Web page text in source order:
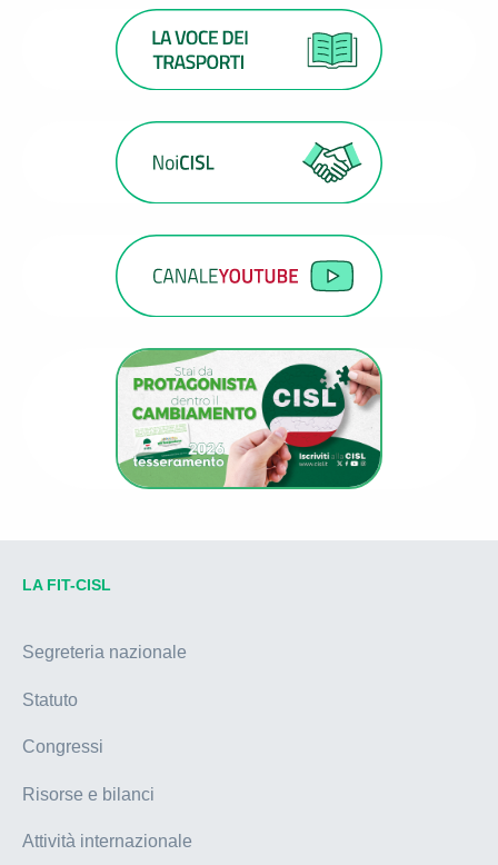
LA FIT-CISL
Segreteria nazionale
Statuto
Congressi
Risorse e bilanci
Attività internazionale